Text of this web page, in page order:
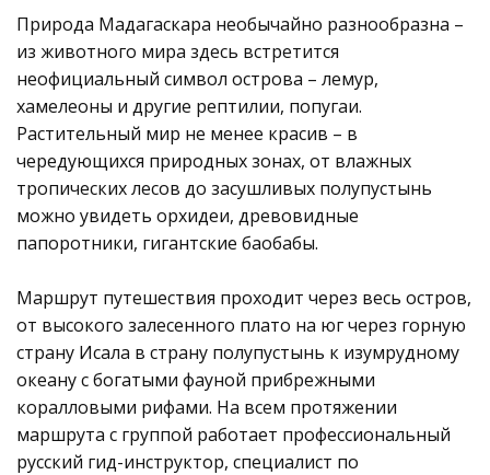
Природа Мадагаскара необычайно разнообразна –
из животного мира здесь встретится
неофициальный символ острова – лемур,
хамелеоны и другие рептилии, попугаи.
Растительный мир не менее красив – в
чередующихся природных зонах, от влажных
тропических лесов до засушливых полупустынь
можно увидеть орхидеи, древовидные
папоротники, гигантские баобабы.
Маршрут путешествия проходит через весь остров,
от высокого залесенного плато на юг через горную
страну Исала в страну полупустынь к изумрудному
океану с богатыми фауной прибрежными
коралловыми рифами. На всем протяжении
маршрута с группой работает профессиональный
русский гид-инструктор, специалист по